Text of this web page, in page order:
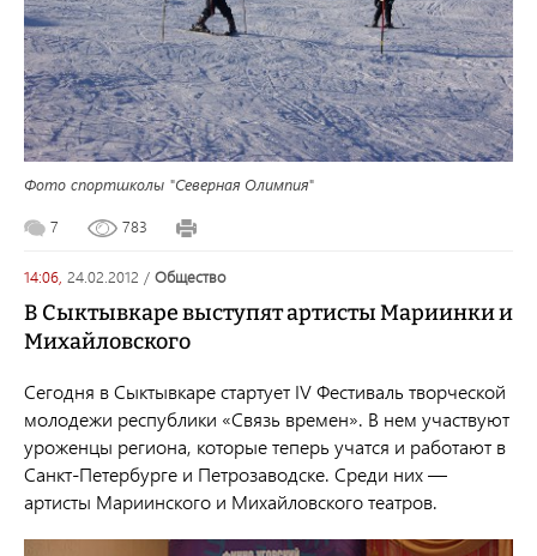
Фото спортшколы "Северная Олимпия"
7 783
14:06, 24.02.2012 / общество
В Сыктывкаре выступят артисты Мариинки и
Михайловского
Сегодня в Сыктывкаре стартует IV Фестиваль творческой
молодежи республики «Связь времен». В нем участвуют
уроженцы региона, которые теперь учатся и работают в
Санкт-Петербурге и Петрозаводске. Среди них —
артисты Мариинского и Михайловского театров.